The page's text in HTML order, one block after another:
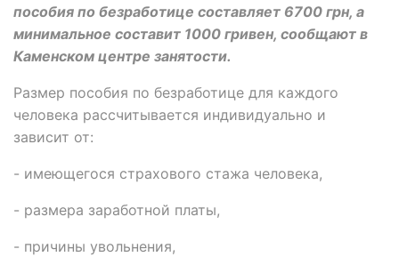
пособия по безработице составляет 6700 грн, а
минимальное составит 1000 гривен, сообщают в
Каменском центре занятости.
Размер пособия по безработице для каждого
человека рассчитывается индивидуально и
зависит от:
- имеющегося страхового стажа человека,
- размера заработной платы,
- причины увольнения,